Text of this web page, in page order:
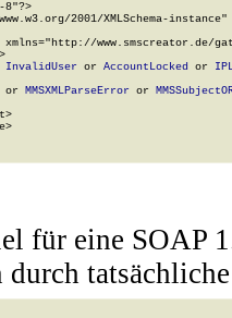
8"?>
2001/XMLSchema-
www.smscreator.de/
InvalidUser or AccountLocked or
or MMSXMLParseError or
für eine SOAP
durch